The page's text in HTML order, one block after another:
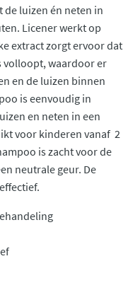
luizen én neten in
Licener werkt op
extract zorgt ervoor dat
volloopt, waardoor er
en de luizen binnen
is eenvoudig in
en neten in een
voor kinderen vanaf 2
is zacht voor de
neutrale geur. De